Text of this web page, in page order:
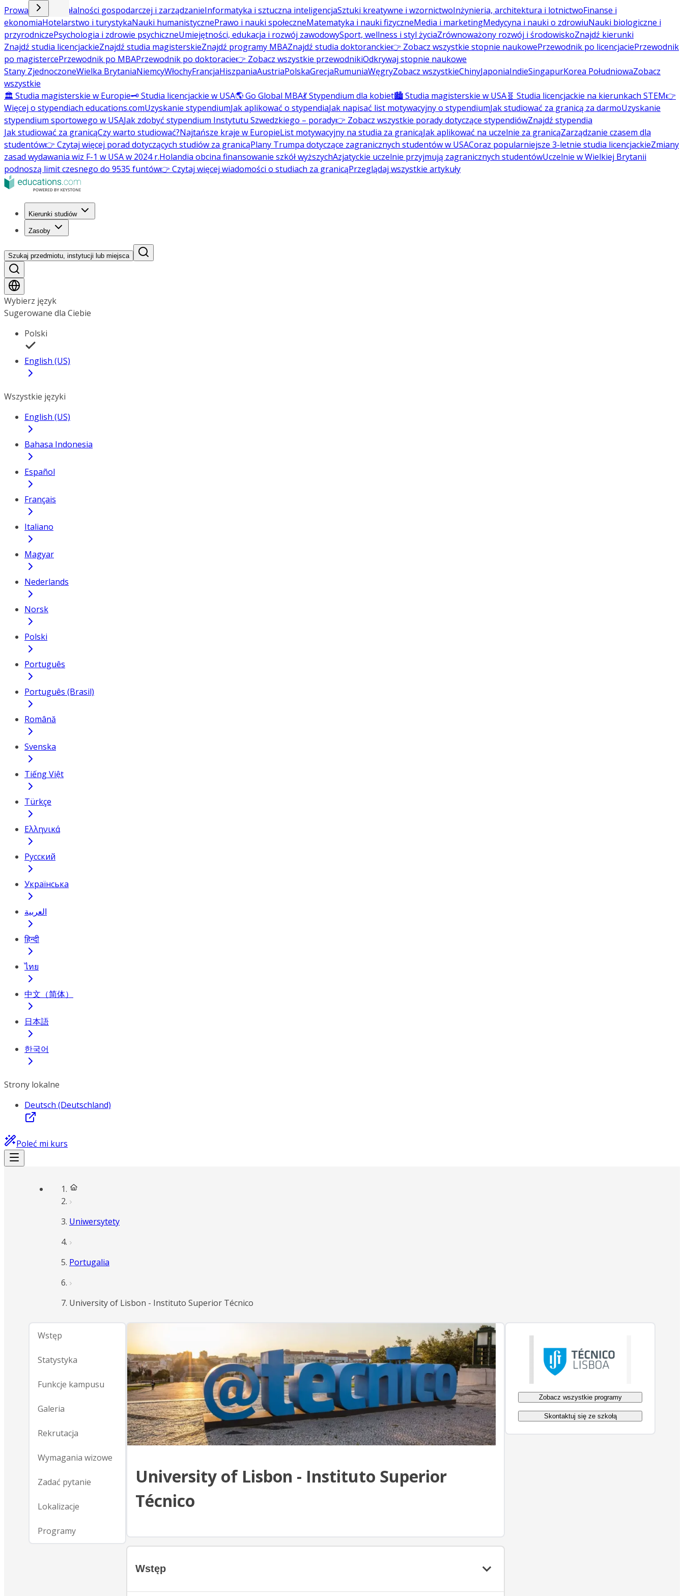
Prowadzenie działalności gospodarczej i zarządzanieInformatyka i sztuczna inteligencjaSztuki kreatywne i wzornictwoInżynieria, architektura i lotnictwoFinanse i
ekonomiaHotelarstwo i turystykaNauki humanistycznePrawo i nauki społeczneMatematyka i nauki fizyczneMedia i marketingMedycyna i nauki o zdrowiuNauki biologiczne i
przyrodniczePsychologia i zdrowie psychiczneUmiejętności, edukacja i rozwój zawodowySport, wellness i styl życiaZrównoważony rozwój i środowiskoZnajdź kierunki
Znajdź studia licencjackieZnajdź studia magisterskieZnajdź programy MBAZnajdź studia doktoranckie👉 Zobacz wszystkie stopnie naukowePrzewodnik po licencjaciePrzewodnik
po magistercePrzewodnik po MBAPrzewodnik po doktoracie👉 Zobacz wszystkie przewodnikiOdkrywaj stopnie naukowe
Stany ZjednoczoneWielka BrytaniaNiemcyWłochyFrancjaHiszpaniaAustriaPolskaGrecjaRumuniaWęgryZobacz wszystkieChinyJaponiaIndieSingapurKorea PołudniowaZobacz
wszystkie
🏛️ Studia magisterskie w Europie🗝️ Studia licencjackie w USA🌎 Go Global MBA💃 Stypendium dla kobiet🏙️ Studia magisterskie w USA🧬 Studia licencjackie na kierunkach STEM👉
Więcej o stypendiach educations.comUzyskanie stypendiumJak aplikować o stypendiaJak napisać list motywacyjny o stypendiumJak studiować za granicą za darmoUzyskanie
stypendium sportowego w USAJak zdobyć stypendium Instytutu Szwedzkiego – porady👉 Zobacz wszystkie porady dotyczące stypendiówZnajdź stypendia
Jak studiować za granicąCzy warto studiować?Najtańsze kraje w EuropieList motywacyjny na studia za granicąJak aplikować na uczelnie za granicąZarządzanie czasem dla
studentów👉 Czytaj więcej porad dotyczących studiów za granicąPlany Trumpa dotyczące zagranicznych studentów w USACoraz popularniejsze 3-letnie studia licencjackieZmiany
zasad wydawania wiz F-1 w USA w 2024 r.Holandia obcina finansowanie szkół wyższychAzjatyckie uczelnie przyjmują zagranicznych studentówUczelnie w Wielkiej Brytanii
podnoszą limit czesnego do 9535 funtów👉 Czytaj więcej wiadomości o studiach za granicąPrzeglądaj wszystkie artykuły
Kierunki studiów
Zasoby
Szukaj przedmiotu, instytucji lub miejsca
Wybierz język
Sugerowane dla Ciebie
Polski
English (US)
Wszystkie języki
English (US)
Bahasa Indonesia
Español
Français
Italiano
Magyar
Nederlands
Norsk
Polski
Português
Português (Brasil)
Română
Svenska
Tiếng Việt
Türkçe
Ελληνικά
Русский
Українська
العربية
हिन्दी
ไทย
中文（简体）
日本語
한국어
Strony lokalne
Deutsch (Deutschland)
Poleć mi kurs
Uniwersytety
Portugalia
University of Lisbon - Instituto Superior Técnico
Wstęp
Statystyka
Funkcje kampusu
Galeria
Rekrutacja
Wymagania wizowe
Zadać pytanie
Lokalizacje
Programy
University of Lisbon - Instituto Superior
Técnico
Wstęp
Zobacz wszystkie programy
Skontaktuj się ze szkołą